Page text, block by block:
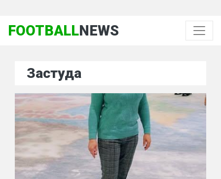
FOOTBALLNEWS
Застуда